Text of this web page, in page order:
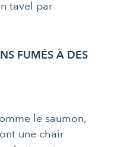
tavel par
FUMÉS À DES
le saumon,
une chair